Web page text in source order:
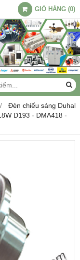
GIỎ HÀNG (0)
Đèn chiếu sáng Duhal
D193 - DMA418 -